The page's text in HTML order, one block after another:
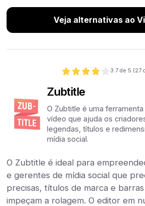
Veja alternativas ao
3.7 de 5 (27
Zubtitle
O Zubtitle é uma
vídeo que ajuda os
legendas, títulos e
mídia social.
O Zubtitle é ideal para
e gerentes de mídia social que
precisas, títulos de marca e
impeçam a rolagem. O editor em